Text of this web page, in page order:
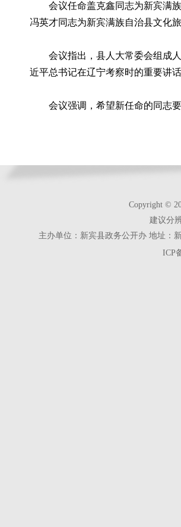
会议任命盖克鑫同志为新宾满
冯英才同志为新宾满族自治县文化
会议指出，县人大常委会组成
近平总书记在辽宁考察时的重要讲
会议强调，希望新任命的同志
Copyright ©
建议分
主办单位：新宾县政务公开办 地址：
ICP